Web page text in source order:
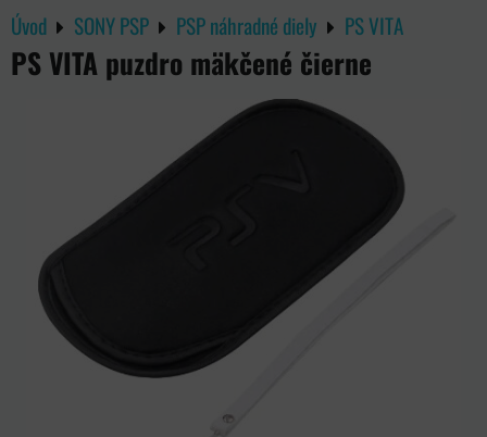
Úvod SONY PSP PSP náhradné diely PS VITA
PS VITA puzdro mäkčené čierne